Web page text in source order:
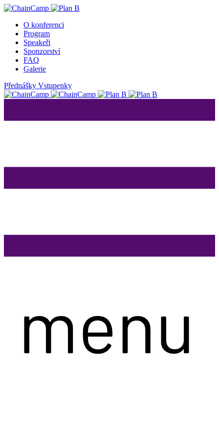
O konferenci
Program
Speakeři
Sponzorství
FAQ
Galerie
Přednášky Vstupenky